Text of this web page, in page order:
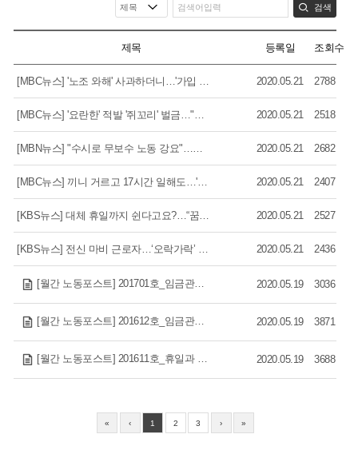
검색
제목 등록일 조회수
[MBC뉴스] '노조 와해' 사과하더니…'가입 독려' 메일 삭제 2020.05.21 2788
[MBC뉴스] '요란한' 적발 '쥐꼬리' 벌금…"달라지는 게 없다" 2020.05.21 2518
[MBN뉴스] "수시로 무보수 노동 강요"…미술학원 업계 '갑질 만연' 논란 2020.05.21 2682
[MBC뉴스] 끼니 거르고 17시간 일해도…'법 사각지대' 택배기사 2020.05.21 2407
[KBS뉴스] 대체 휴일까지 쉰다고요?…“꿈 같은 얘기” 2020.05.21 2527
[KBS뉴스] 전신 마비 근로자…‘오락가락’ 산재 심사에 고통 2020.05.21 2436
[월간 노동포스트] 201701호_임금관련 주요 쟁점 및 이슈사항(2) 2020.05.19 3036
[월간 노동포스트] 201612호_임금관련 주요 쟁점 및 이슈사항(1) 2020.05.19 3871
[월간 노동포스트] 201611호_휴일과 공휴일관련 주요 쟁점 및 이슈사항(5) 2020.05.19 3688
« ‹ 1 2 3 › »